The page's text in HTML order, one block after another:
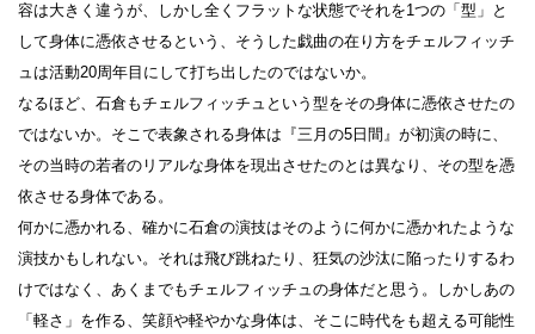
容は大きく違うが、しかし全くフラットな状態でそれを1つの「型」と
して身体に憑依させるという、そうした戯曲の在り方をチェルフィッチ
ュは活動20周年目にして打ち出したのではないか。
なるほど、石倉もチェルフィッチュという型をその身体に憑依させたの
ではないか。そこで表象される身体は『三月の5日間』が初演の時に、
その当時の若者のリアルな身体を現出させたのとは異なり、その型を憑
依させる身体である。
何かに憑かれる、確かに石倉の演技はそのように何かに憑かれたような
演技かもしれない。それは飛び跳ねたり、狂気の沙汰に陥ったりするわ
けではなく、あくまでもチェルフィッチュの身体だと思う。しかしあの
「軽さ」を作る、笑顔や軽やかな身体は、そこに時代をも超える可能性